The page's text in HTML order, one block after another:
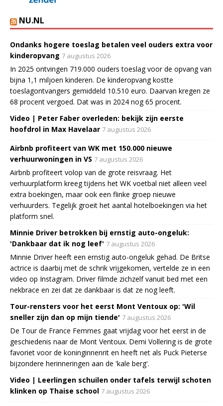
NU.NL
Ondanks hogere toeslag betalen veel ouders extra voor
kinderopvang 7 augustus 2026
In 2025 ontvingen 719.000 ouders toeslag voor de opvang van
bijna 1,1 miljoen kinderen. De kinderopvang kostte
toeslagontvangers gemiddeld 10.510 euro. Daarvan kregen ze
68 procent vergoed. Dat was in 2024 nog 65 procent.
Video | Peter Faber overleden: bekijk zijn eerste
hoofdrol in Max Havelaar 7 augustus 2026
Airbnb profiteert van WK met 150.000 nieuwe
verhuurwoningen in VS 7 augustus 2026
Airbnb profiteert volop van de grote reisvraag. Het
verhuurplatform kreeg tijdens het WK voetbal niet alleen veel
extra boekingen, maar ook een flinke groep nieuwe
verhuurders. Tegelijk groeit het aantal hotelboekingen via het
platform snel.
Minnie Driver betrokken bij ernstig auto-ongeluk:
'Dankbaar dat ik nog leef' 7 augustus 2026
Minnie Driver heeft een ernstig auto-ongeluk gehad. De Britse
actrice is daarbij met de schrik vrijgekomen, vertelde ze in een
video op Instagram. Driver filmde zichzelf vanuit bed met een
nekbrace en zei dat ze dankbaar is dat ze nog leeft.
Tour-rensters voor het eerst Mont Ventoux op: 'Wil
sneller zijn dan op mijn tiende' 7 augustus 2026
De Tour de France Femmes gaat vrijdag voor het eerst in de
geschiedenis naar de Mont Ventoux. Demi Vollering is de grote
favoriet voor de koninginnenrit en heeft net als Puck Pieterse
bijzondere herinneringen aan de 'kale berg'.
Video | Leerlingen schuilen onder tafels terwijl schoten
klinken op Thaise school 7 augustus 2026